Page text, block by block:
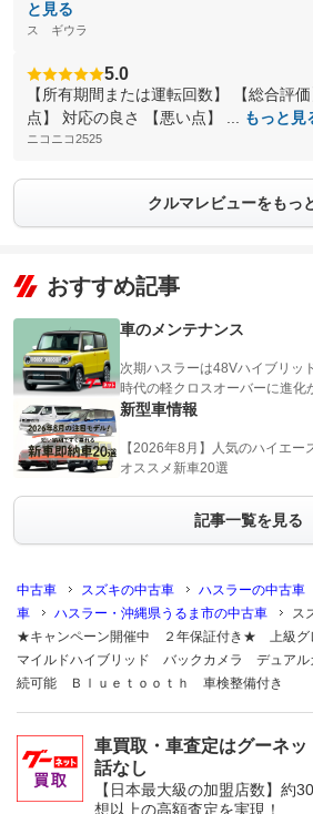
と見る
ス ギウラ
5.0
【所有期間または運転回数】 【総合評
点】 対応の良さ 【悪い点】 ...
もっと見
ニコニコ2525
クルマレビューをもっ
おすすめ記事
車のメンテナンス
次期ハスラーは48Vハイブリッ
時代の軽クロスオーバーに進化
新型車情報
【2026年8月】人気のハイエ
オススメ新車20選
記事一覧を見る
中古車 スズキの中古車 ハスラーの中古車
車
ハスラー・沖縄県うるま市の中古車
ス
★キャンペーン開催中 ２年保証付き★ 上級
マイルドハイブリッド バックカメラ デュア
続可能 Ｂｌｕｅｔｏｏｔｈ 車検整備付き
車買取・車査定はグーネ
話なし
【日本最大級の加盟店数】約
想以上の高額査定を実現！